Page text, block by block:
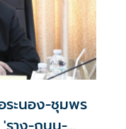
ะนอง-ชุมพร